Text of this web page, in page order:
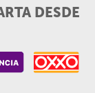
DESDE